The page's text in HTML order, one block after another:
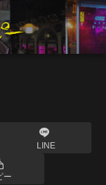
LINE
ー